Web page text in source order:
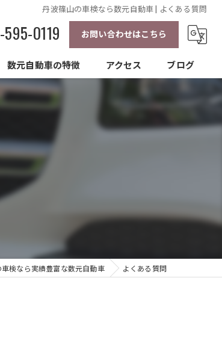
丹波篠山の車検なら数元自動車 | よくある質問
0119 お問い合わせはこちら
数元自動車の特徴
鈑金塗装
修理
タイヤ交換
アクセス ブログ
検なら実績豊富な数元自動車 よくある質問